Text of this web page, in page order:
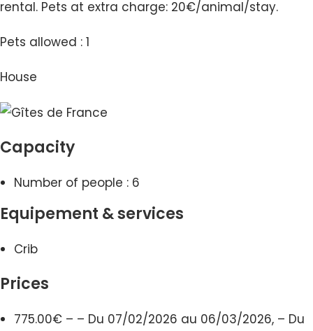
rental. Pets at extra charge: 20€/animal/stay.
Pets allowed : 1
House
Capacity
Number of people : 6
Equipement & services
Crib
Prices
775.00€ – – Du 07/02/2026 au 06/03/2026, – Du